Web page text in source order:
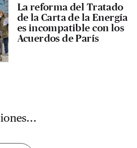
La reforma del Tratado
de la Carta de la Energía
es incompatible con los
Acuerdos de París